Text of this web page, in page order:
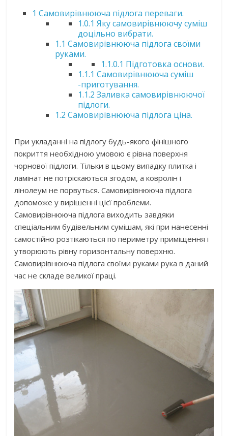
1 Самовирівнююча підлога переваги.
1.0.1 Яку самовирівнюючу суміш
доцільно вибрати.
1.1 Самовирівнююча підлога своїми
руками.
1.1.0.1 Підготовка основи.
1.1.1 Самовирівнююча суміш
-приготування.
1.1.2 Заливка самовирівнюючої
підлоги.
1.2 Самовирівнююча підлога ціна.
При укладанні на підлогу будь-якого фінішного
покриття необхідною умовою є рівна поверхня
чорнової підлоги. Тільки в цьому випадку плитка і
ламінат не потріскаються згодом, а ковролін і
лінолеум не порвуться. Самовирівнююча підлога
допоможе у вирішенні цієї проблеми.
Самовирівнююча підлога виходить завдяки
спеціальним будівельним сумішам, які при нанесенні
самостійно розтікаються по периметру приміщення і
утворюють рівну горизонтальну поверхню.
Самовирівнююча підлога своїми руками рука в даний
час не складе великої праці.